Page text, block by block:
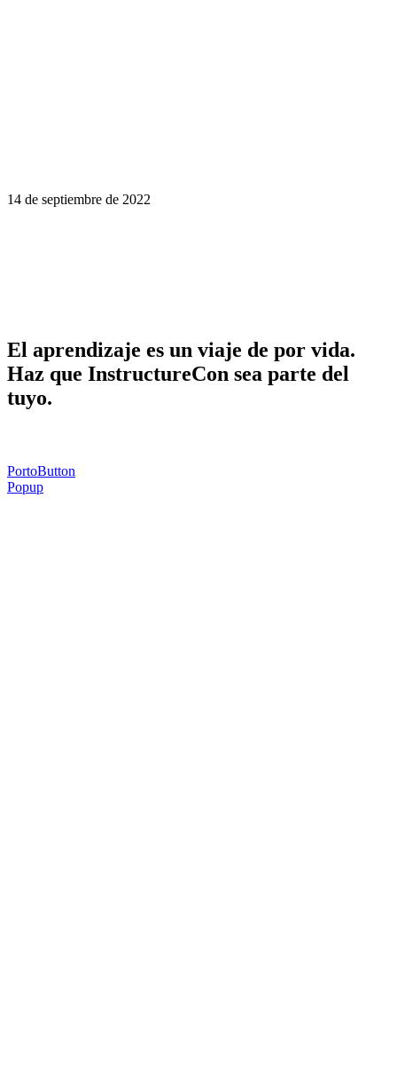
14 de septiembre de 2022
El aprendizaje es un viaje de por vida.
Haz que InstructureCon sea parte del
tuyo.
PortoButton
Popup